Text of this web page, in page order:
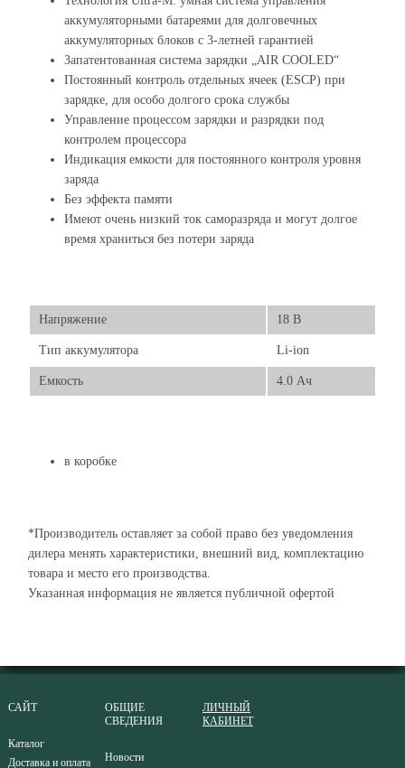
аккумуляторными батареями для долговечных
аккумуляторных блоков с 3-летней гарантией
Запатентованная система зарядки „AIR COOLED“
Постоянный контроль отдельных ячеек (ESCP) при
зарядке, для особо долгого срока службы
Управление процессом зарядки и разрядки под
контролем процессора
Индикация емкости для постоянного контроля уровня
заряда
Без эффекта памяти
Имеют очень низкий ток саморазряда и могут долгое
время храниться без потери заряда
Напряжение 18 В
Тип аккумулятора Li-ion
Емкость 4.0 Ач
в коробке
*Производитель оставляет за собой право без уведомления
дилера менять характеристики, внешний вид, комплектацию
товара и место его производства.
Указанная информация не является публичной офертой
САЙТ
Каталог
Доставка и оплата
ОБЩИЕ
СВЕДЕНИЯ
Новости
ЛИЧНЫЙ
КАБИНЕТ